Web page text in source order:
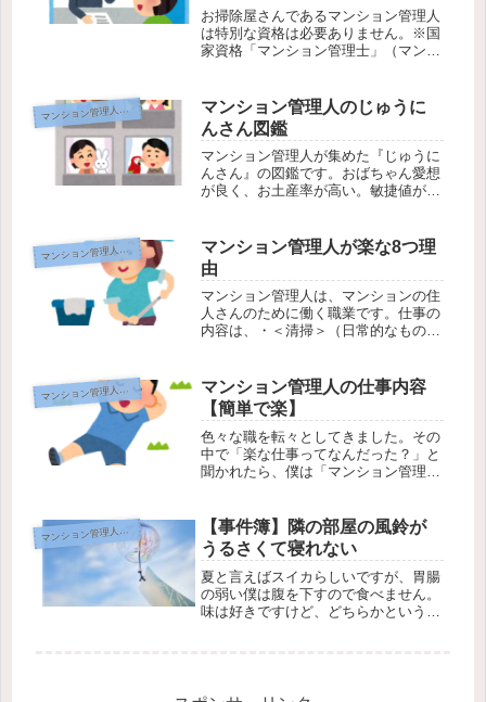
お掃除屋さんであるマンション管理人
は特別な資格は必要ありません。※国
家資格「マンション管理士」（マンシ
は」や「今日は良い天気ですね」「そ
うですね」程度の必要最低限のコミュ
ニケ...
マ ンション管理人のお仕事
マンション管理人のじゅうに
んさん図鑑
マンション管理人が集めた『じゅうに
んさん』の図鑑です。おばちゃん愛想
が良く、お土産率が高い。敏捷値が異
とき一番怖いけど、仲間になると強力
な助っ人だ。おじちゃん管理人が出勤
し...
マ ンション管理人のお仕事
マンション管理人が楽な8つ理
由
マンション管理人は、マンションの住
人さんのために働く職業です。仕事の
内容は、・＜清掃＞（日常的なもの）
など業者さんの＜立ち合い＞・玄関や
廊下など照明の交換など簡単な＜管理
＞...
マンション管理人のお仕事
マンション管理人の仕事内容
【簡単で楽】
色々な職を転々としてきました。その
中で「楽な仕事ってなんだった？」と
聞かれたら、僕は「マンション管理
んし、何より人間関係に疲れることが
ないからです。僕のような＜人間嫌い
＞で...
マ ンション管理人のお仕事
【事件簿】隣の部屋の風鈴が
うるさくて寝れない
夏と言えばスイカらしいですが、胃腸
の弱い僕は腹を下すので食べません。
味は好きですけど、どちらかというと
し...